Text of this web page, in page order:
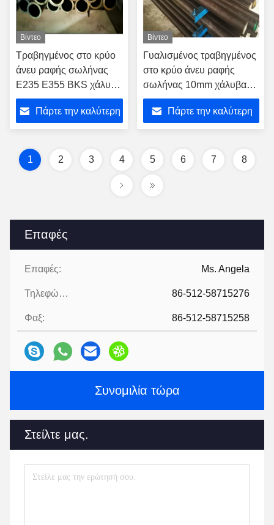
Επαφές
Επαφές: Ms. Angela
Τηλεφώνημα: 86-512-58715276
Φαξ: 86-512-58715258
Συνομιλία τώρα
Στείλτε μας.
Βίντεο
Τραβηγμένος στο κρύο
άνευ ραφής σωλήνας
E235 E355 BKS χάλυβα
άνθρακα που μεταφέρει
το νερόΠάρτε την καλύτερη
Βίντεο
Γυαλισμένος τραβηγμένος
στο κρύο άνευ ραφής
σωλήνας 10mm χάλυβα
πάχος για την κατασκευή
σκαφώνΠάρτε την καλύτερη
1 2 3 4 5 6 7 8